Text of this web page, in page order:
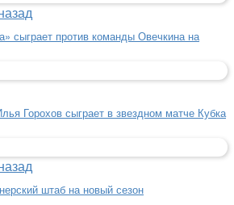
сыграет против команды Овечкина на
Горохов сыграет в звездном матче Кубка
штаб на новый сезон